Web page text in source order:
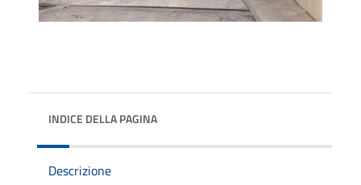
INDICE DELLA PAGINA
Descrizione